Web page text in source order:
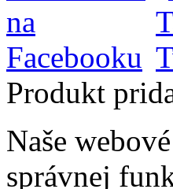
Produkt
Naše
správnej